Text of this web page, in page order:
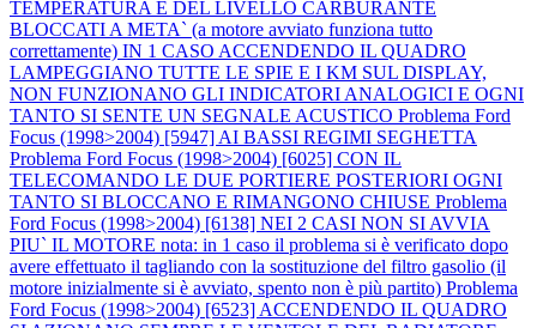
TEMPERATURA E DEL LIVELLO CARBURANTE
BLOCCATI A META` (a motore avviato funziona tutto
correttamente) IN 1 CASO ACCENDENDO IL QUADRO
LAMPEGGIANO TUTTE LE SPIE E I KM SUL DISPLAY,
NON FUNZIONANO GLI INDICATORI ANALOGICI E OGNI
TANTO SI SENTE UN SEGNALE ACUSTICO Problema Ford
Focus (1998>2004) [5947] AI BASSI REGIMI SEGHETTA
Problema Ford Focus (1998>2004) [6025] CON IL
TELECOMANDO LE DUE PORTIERE POSTERIORI OGNI
TANTO SI BLOCCANO E RIMANGONO CHIUSE Problema
Ford Focus (1998>2004) [6138] NEI 2 CASI NON SI AVVIA
PIU` IL MOTORE nota: in 1 caso il problema si è verificato dopo
avere effettuato il tagliando con la sostituzione del filtro gasolio (il
motore inizialmente si è avviato, spento non è più partito) Problema
Ford Focus (1998>2004) [6523] ACCENDENDO IL QUADRO